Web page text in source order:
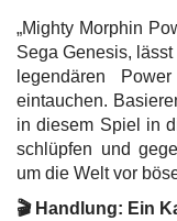
„Mighty Morphin
Sega Genesis,
legendären
eintauchen.
in diesem Spiel in
schlüpfen und
um die Welt vor
🎬 Handlung: Ein